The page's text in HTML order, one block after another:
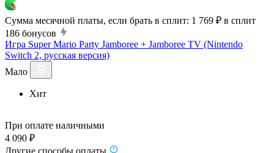
Сумма месячной платы, если брать в сплит: 1 769 ₽ в сплит
186 бонусов
Игра Super Mario Party Jamboree + Jamboree TV (Nintendo
Switch 2, русская версия)
Мало
Хит
При оплате наличными
4 090 ₽
Другие способы оплаты